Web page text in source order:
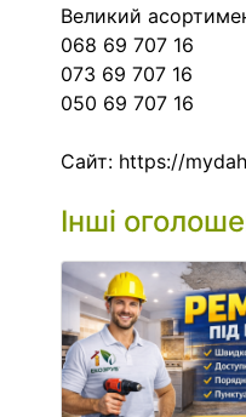
Великий
068 69 707 16
073 69 707 16
050 69 707 16
Сайт: https://
Інші